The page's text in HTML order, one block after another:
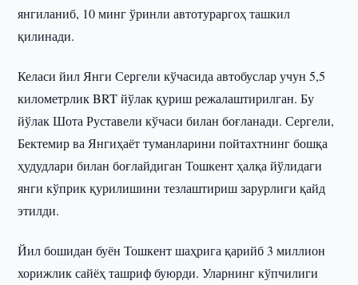
янгиланиб, 10 минг ўринли автотураргоҳ ташкил
қилинади.
Келаси йил Янги Сергели кўчасида автобуслар учун 5,5
километрлик BRT йўлак қуриш режалаштирилган. Бу
йўлак Шота Руставели кўчаси билан боғланади. Сергели,
Бектемир ва Янгиҳаёт туманларини пойтахтнинг бошқа
ҳудудлари билан боғлайдиган Тошкент ҳалқа йўлидаги
янги кўприк қурилишини тезлаштириш зарурлиги қайд
этилди.
Йил бошидан буён Тошкент шаҳрига қарийб 3 миллион
хорижлик сайёҳ ташриф буюрди. Уларнинг кўпчилиги